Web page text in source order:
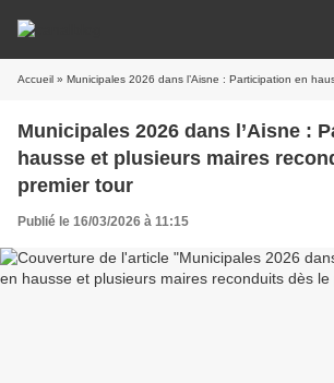
Accueil » Municipales 2026 dans l’Aisne : Participation en hausse et plusieurs
Municipales 2026 dans l’Aisne :
hausse et plusieurs maires
premier tour
Publié le 16/03/2026 à 11:15